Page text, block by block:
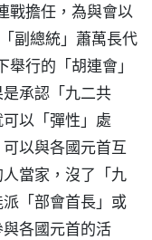
戰擔任，為與會以
副總統」蕭萬長代
行的「胡連會」
承認「九二共
以「彈性」處
以與各國元首互
當家，沒了「九
「部會首長」或
各國元首的活